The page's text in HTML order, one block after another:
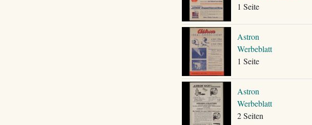
1 Seite
Astron
Werbeblatt
1 Seite
Astron
Werbeblatt
2 Seiten